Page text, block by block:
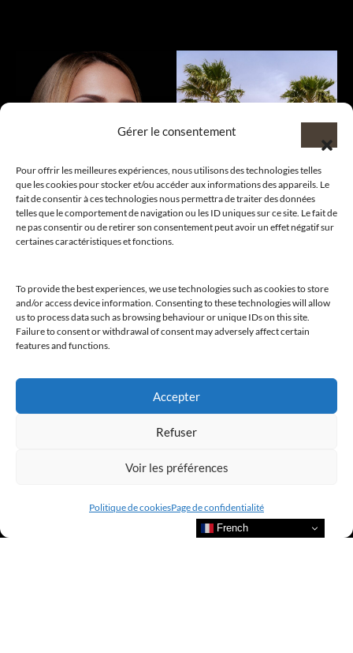
Gérer le consentement
Pour offrir les meilleures expériences, nous utilisons des technologies telles
que les cookies pour stocker et/ou accéder aux informations des appareils. Le
fait de consentir à ces technologies nous permettra de traiter des données
telles que le comportement de navigation ou les ID uniques sur ce site. Le fait de
ne pas consentir ou de retirer son consentement peut avoir un effet négatif sur
certaines caractéristiques et fonctions.
To provide the best experiences, we use technologies such as cookies to store
and/or access device information. Consenting to these technologies will allow
us to process data such as browsing behaviour or unique IDs on this site.
Failure to consent or withdrawal of consent may adversely affect certain
features and functions.
Accepter
Refuser
Voir les préférences
Politique de cookiesPage de confidentialité
Nous contacter et rejoindre le
French